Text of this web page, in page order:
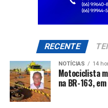
RECENTE
NOTÍCIAS 14
Motociclista
na BR-163,